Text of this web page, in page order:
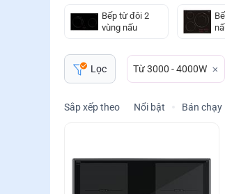
Bếp từ đôi 2
vùng nấu
Lọc Từ 3000 - 4000W
Sắp xếp theo Nổi bật Bán chạy